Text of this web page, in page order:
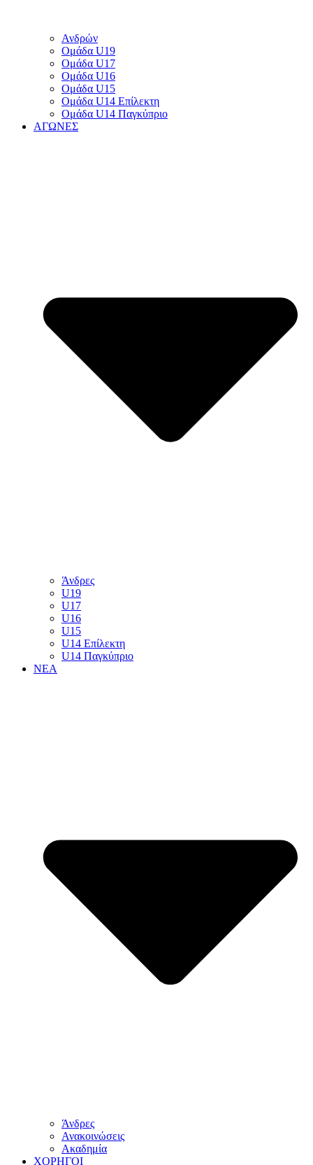
Ανδρών
Ομάδα U19
Ομάδα U17
Ομάδα U16
Ομάδα U15
Ομάδα U14 Επίλεκτη
Ομάδα U14 Παγκύπριο
ΑΓΩΝΕΣ
Άνδρες
U19
U17
U16
U15
U14 Επίλεκτη
U14 Παγκύπριο
ΝΕΑ
Άνδρες
Ανακοινώσεις
Ακαδημία
ΧΟΡΗΓΟΙ